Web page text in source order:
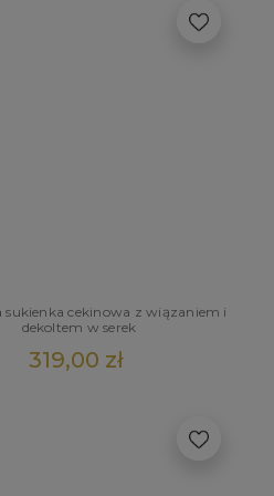
cekinowa z wiązaniem i
dekoltem w serek
319,00 zł